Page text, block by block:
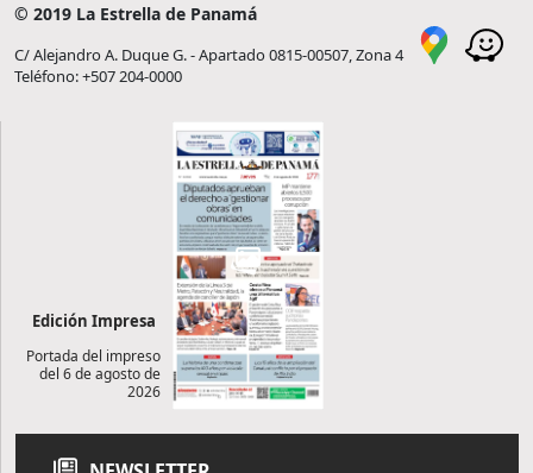
© 2019 La Estrella de Panamá
C/ Alejandro A. Duque G. - Apartado 0815-00507, Zona 4
Teléfono: +507 204-0000
Edición Impresa
Portada del impreso
del 6 de agosto de
2026